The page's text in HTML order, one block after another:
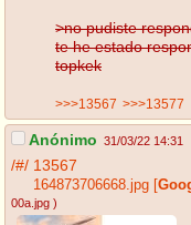
>no pudiste
te he estado
topkek
>>>13567 >>>13577
Anónimo 31/03/22 14:31
/#/ 13567
164873706668.jpg [
00a.jpg )